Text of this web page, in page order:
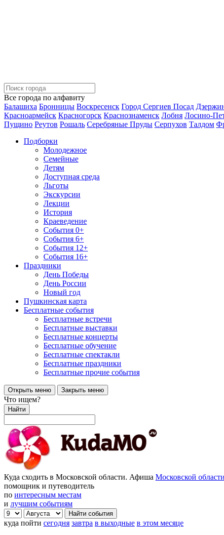
Все города по алфавиту
Балашиха Бронницы Воскресенск Город Сергиев Посад
Красноармейск Красногорск Краснознаменск Лобня Лосино-
Пущино Реутов Рошаль Серебряные Пруды Серпухов Талдом
Подборки
Молодежное
Семейные
Детям
Доступная среда
Льготы
Экскурсии
Лекции
История
Краеведение
События 0+
События 6+
События 12+
События 16+
Праздники
День Победы
День России
Новый год
Пушкинская карта
Бесплатные события
Бесплатные встречи
Бесплатные выставки
Бесплатные концерты
Бесплатные обучение
Бесплатные спектакли
Бесплатные праздники
Бесплатные прочие события
Открыть меню Закрыть меню
Что ищем?
Найти
Куда сходить в Московской области. Афиша Московской области
помощник и путеводитель
по интересным местам
и лучшим событиям
куда пойти сегодня завтра в выходные в этом месяце